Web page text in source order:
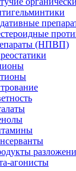
(НПВП)
агонисты